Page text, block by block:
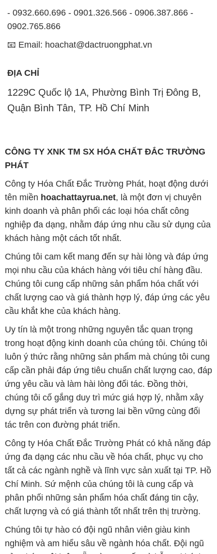
- 0932.660.696 - 0901.326.566 - 0906.387.866 -
0902.765.866
📧 Email: hoachat@dactruongphat.vn
ĐỊA CHỈ
1229C Quốc lộ 1A, Phường Bình Trị Đông B,
Quận Bình Tân, TP. Hồ Chí Minh
CÔNG TY XNK TM SX HÓA CHẤT ĐẮC TRƯỜNG
PHÁT
Công ty Hóa Chất Đắc Trường Phát, hoạt động dưới
tên miền hoachattayrua.net, là một đơn vị chuyên
kinh doanh và phân phối các loại hóa chất công
nghiệp đa dạng, nhằm đáp ứng nhu cầu sử dụng của
khách hàng một cách tốt nhất.
Chúng tôi cam kết mang đến sự hài lòng và đáp ứng
mọi nhu cầu của khách hàng với tiêu chí hàng đầu.
Chúng tôi cung cấp những sản phẩm hóa chất với
chất lượng cao và giá thành hợp lý, đáp ứng các yêu
cầu khắt khe của khách hàng.
Uy tín là một trong những nguyên tắc quan trọng
trong hoạt động kinh doanh của chúng tôi. Chúng tôi
luôn ý thức rằng những sản phẩm mà chúng tôi cung
cấp cần phải đáp ứng tiêu chuẩn chất lượng cao, đáp
ứng yêu cầu và làm hài lòng đối tác. Đồng thời,
chúng tôi cố gắng duy trì mức giá hợp lý, nhằm xây
dựng sự phát triển và tương lai bền vững cùng đối
tác trên con đường phát triển.
Công ty Hóa Chất Đắc Trường Phát có khả năng đáp
ứng đa dạng các nhu cầu về hóa chất, phục vụ cho
tất cả các ngành nghề và lĩnh vực sản xuất tại TP. Hồ
Chí Minh. Sứ mệnh của chúng tôi là cung cấp và
phân phối những sản phẩm hóa chất đáng tin cậy,
chất lượng và có giá thành tốt nhất trên thị trường.
Chúng tôi tự hào có đội ngũ nhân viên giàu kinh
nghiệm và am hiểu sâu về ngành hóa chất. Đội ngũ